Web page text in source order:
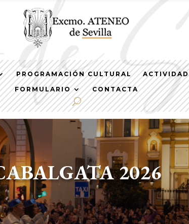
PROGRAMACIÓN CULTURAL ACTIVIDAD
FORMULARIO
CONTACTA
2026